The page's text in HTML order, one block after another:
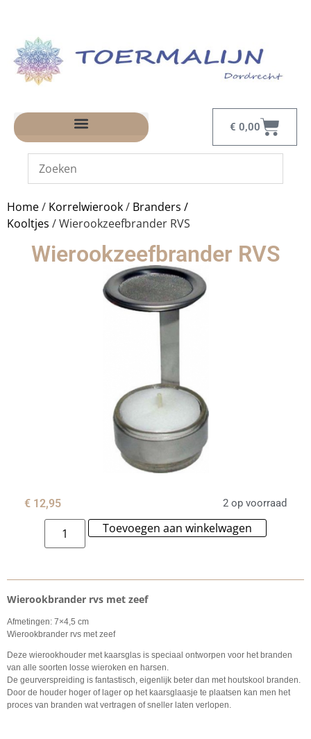
€ 0,00
Home/ Korrelwierook/ Branders /
Kooltjes / Wierookzeefbrander RVS
Wierookzeefbrander RVS
€ 12,95 2 op voorraad
Toevoegen aan winkelwagen
Wierookbrander rvs met zeef
Afmetingen: 7×4,5 cm
Wierookbrander rvs met zeef
Deze wierookhouder met kaarsglas is speciaal ontworpen voor het branden
van alle soorten losse wieroken en harsen.
De geurverspreiding is fantastisch, eigenlijk beter dan met houtskool branden.
Door de houder hoger of lager op het kaarsglaasje te plaatsen kan men het
proces van branden wat vertragen of sneller laten verlopen.